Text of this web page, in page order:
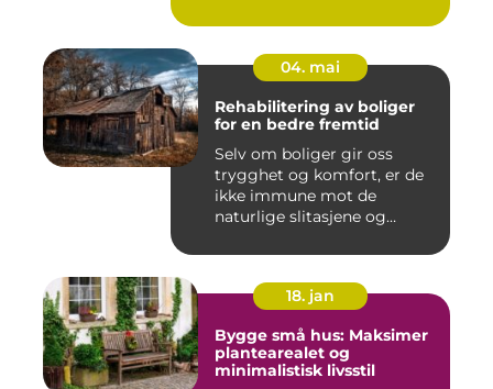
04. mai
Rehabilitering av boliger
for en bedre fremtid
Selv om boliger gir oss
trygghet og komfort, er de
ikke immune mot de
naturlige slitasjene og
18. jan
Bygge små hus: Maksimer
plantearealet og
minimalistisk livsstil